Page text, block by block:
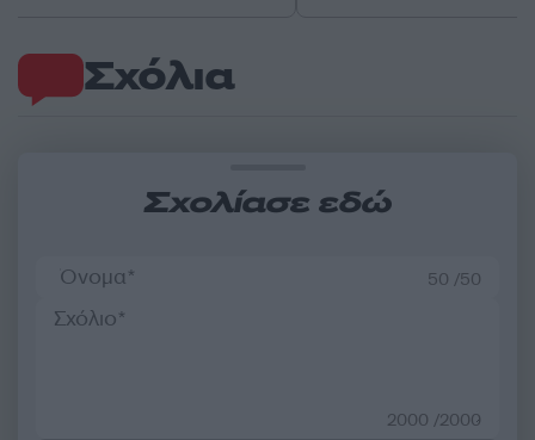
Σχόλια
Σχολίασε εδώ
50 /50
2000 /2000